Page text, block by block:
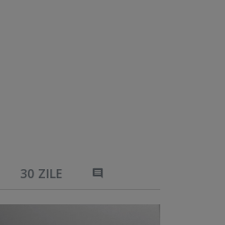
30 ZILE